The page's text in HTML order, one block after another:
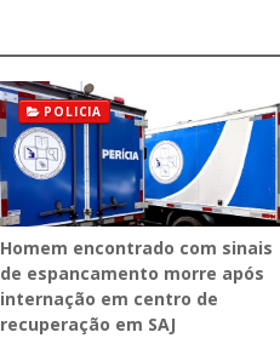
POLICIA
Homem encontrado com sinais
de espancamento morre após
internação em centro de
recuperação em SAJ